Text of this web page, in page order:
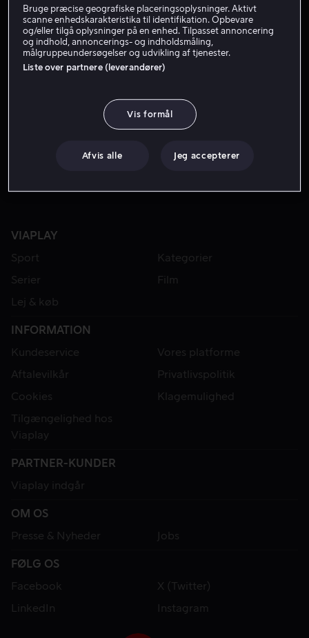
VIAPLAY
Sport
Kategorier
Serier
Film
Lej & køb
INFORMATION
Kundeservice
Vores platforme
Aftalevilkår
Privatlivspolitik
Cookies
Klagemulighed
Tilgængelighed hos
Viaplay
PARTNER-KUNDER
Viaplay indgår
OM OS
Presse & Nyheder
Jobs
FØLG OS
Facebook
X (Twitter)
LinkedIn
Instagram
Bruge præcise geografiske placeringsoplysninger. Aktivt
scanne enhedskarakteristika til identifikation. Opbevare
og/eller tilgå oplysninger på en enhed. Tilpasset annoncering
og indhold, annoncerings- og indholdsmåling,
målgruppeundersøgelser og udvikling af tjenester.
Liste over partnere (leverandører)
Vis formål
Afvis alle Jeg accepterer